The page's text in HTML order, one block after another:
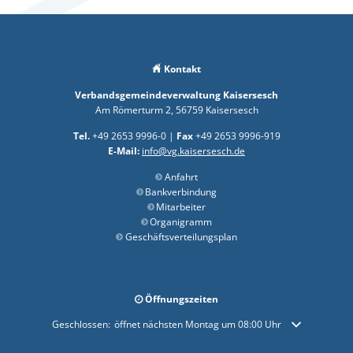
Kontakt
Verbandsgemeindeverwaltung Kaisersesch
Am Römerturm 2, 56759 Kaisersesch
Tel.+49 2653 9996-0 | Fax+49 2653 9996-919
E-Mail: info@vg.kaisersesch.de
Anfahrt
Bankverbindung
Mitarbeiter
Organigramm
Geschäftsverteilungsplan
Öffnungszeiten
Klicken, um weitere Öffnungs- oder Schließzeiten auszublenden
Geschlossen: öffnet nächsten Montag um 08:00 Uhr